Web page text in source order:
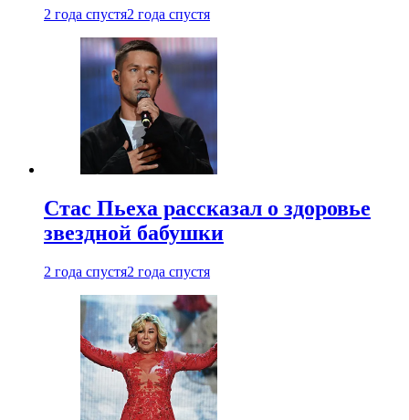
2 года спустя2 года спустя
Стас Пьеха рассказал о здоровье
звездной бабушки
2 года спустя2 года спустя